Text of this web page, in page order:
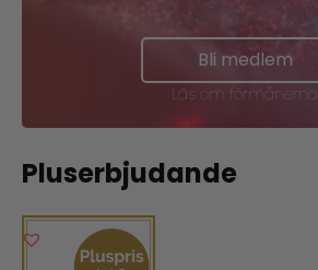
Bli medlem
Läs om förmånerna
Pluserbjudande